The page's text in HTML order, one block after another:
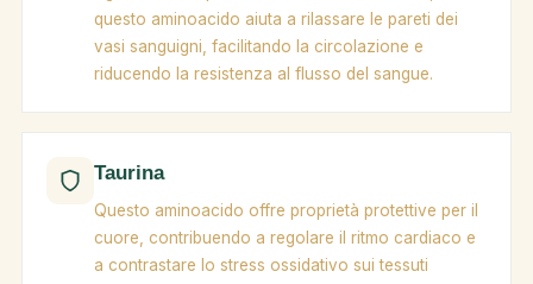
questo aminoacido aiuta a rilassare le pareti dei
vasi sanguigni, facilitando la circolazione e
riducendo la resistenza al flusso del sangue.
Taurina
Questo aminoacido offre proprietà protettive per il
cuore, contribuendo a regolare il ritmo cardiaco e
a contrastare lo stress ossidativo sui tessuti